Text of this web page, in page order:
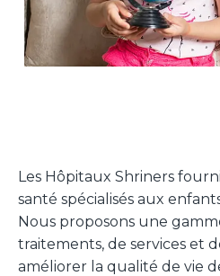
Les Hôpitaux Shriners
santé spécialisés aux
Nous proposons une
traitements, de services et
améliorer la qualité de vie